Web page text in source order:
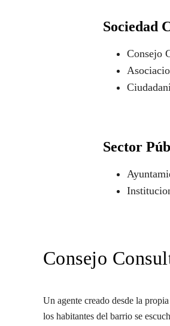
Sociedad
Consejo
Sector
Consejo
Un agente creado desde la
los habitantes del barrio se